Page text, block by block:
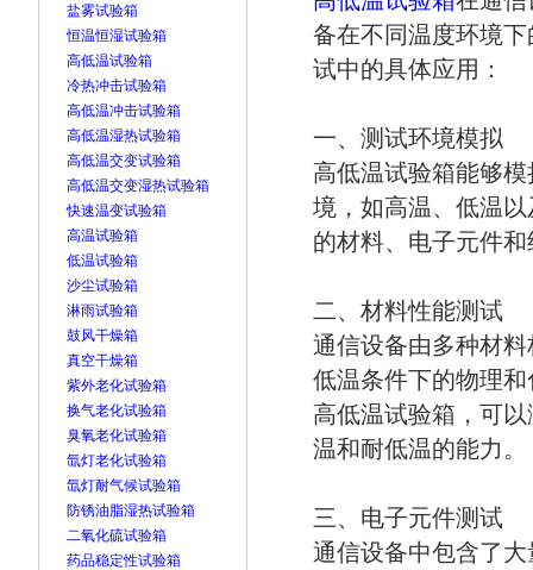
盐雾试验箱
恒温恒湿试验箱
高低温试验箱
冷热冲击试验箱
高低温冲击试验箱
高低温湿热试验箱
高低温交变试验箱
高低温交变湿热试验箱
快速温变试验箱
高温试验箱
低温试验箱
沙尘试验箱
淋雨试验箱
鼓风干燥箱
真空干燥箱
紫外老化试验箱
换气老化试验箱
臭氧老化试验箱
氙灯老化试验箱
氙灯耐气候试验箱
防锈油脂湿热试验箱
二氧化硫试验箱
药品稳定性试验箱
备在不同温度环境
试中的具体应用：
一、测试环境模拟
高低温试验箱能够
境，如高温、低温
的材料、电子元件
二、材料性能测试
通信设备由多种材
低温条件下的物理
高低温试验箱，可
温和耐低温的能力。
三、电子元件测试
通信设备中包含了